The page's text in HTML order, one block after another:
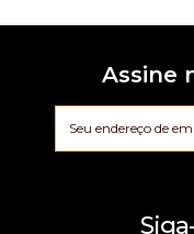
Assine